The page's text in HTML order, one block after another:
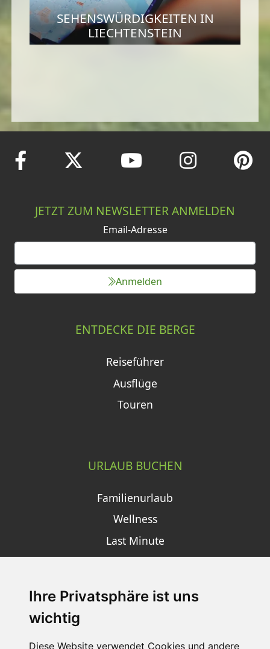
Ihre Privatsphäre ist uns
wichtig
Diese Website verwendet Cookies und andere
SEHENSWÜRDIGKEITEN IN
LIECHTENSTEIN
JETZT ZUM NEWSLETTER ANMELDEN
Email-Adresse
Anmelden
ENTDECKE DIE BERGE
Reiseführer
Ausflüge
Touren
URLAUB BUCHEN
Familienurlaub
Wellness
Last Minute
SCHNEEHÖHEN SKI APP
Die Schneehoehen Ski APP für iOS und Android - Ein
Muss für alle Wintersportler und Schneefreaks!